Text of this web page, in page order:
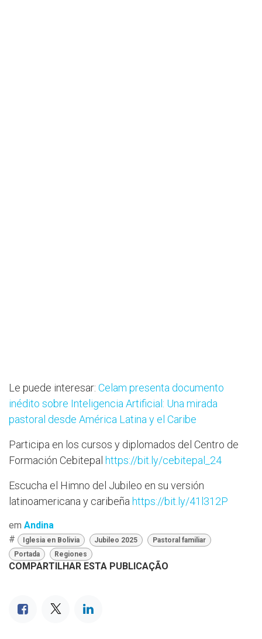
Le puede interesar: Celam presenta documento
inédito sobre Inteligencia Artificial: Una mirada
pastoral desde América Latina y el Caribe
Participa en los cursos y diplomados del Centro de
Formación Cebitepal https://bit.ly/cebitepal_24
Escucha el Himno del Jubileo en su versión
latinoamericana y caribeña https://bit.ly/41l312P
em Andina
#
Iglesia en Bolivia Jubileo 2025
Pastoral familiar
Portada
Regiones
COMPARTILHAR ESTA PUBLICAÇÃO